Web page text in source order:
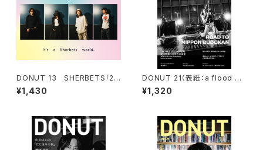
DONUT 13 SHERBETS「25
周年記念特別号」
¥1,430
DONUT 21（表紙：a flood of
circle）ポストカード付
¥1,320